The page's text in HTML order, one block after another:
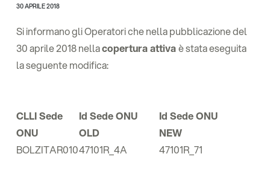
30 APRILE 2018
Si informano gli Operatori che nella pubblicazione del
30 aprile 2018 nellacopertura attivaè stata eseguita
la seguente modifica:
CLLI Sede
ONU
Id Sede ONU
OLD
Id Sede ONU
NEW
BOLZITAR01047101R_4A 47101R_71